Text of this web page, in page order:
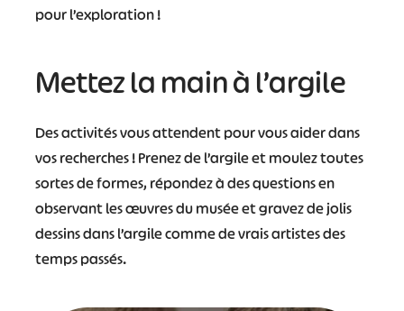
pour l’exploration !
Mettez la main à l’argile
Des activités vous attendent pour vous aider dans
vos recherches ! Prenez de l’argile et moulez toutes
sortes de formes, répondez à des questions en
observant les œuvres du musée et gravez de jolis
dessins dans l’argile comme de vrais artistes des
temps passés.